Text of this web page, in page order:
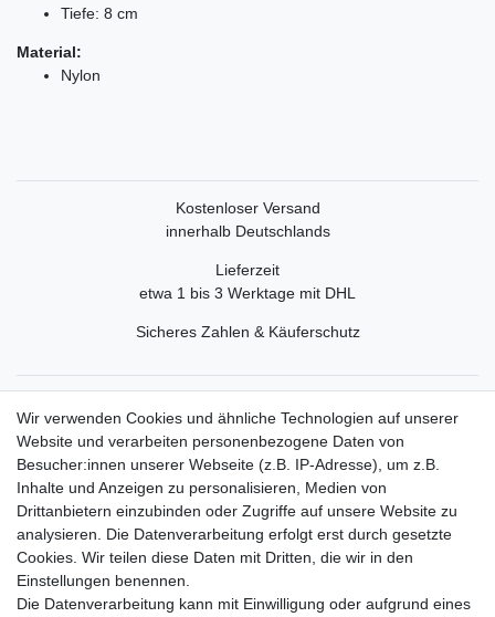
Tiefe: 8 cm
Material:
Nylon
Kostenloser Versand
innerhalb Deutschlands
Lieferzeit
etwa 1 bis 3 Werktage mit DHL
Sicheres Zahlen & Käuferschutz
Rechtliche Informationen
Widerrufsrecht
Widerrufsformular
Datenschutzerklärung
AGB
Wir verwenden Cookies und ähnliche Technologien auf unserer
Website und verarbeiten personenbezogene Daten von
Besucher:innen unserer Webseite (z.B. IP-Adresse), um z.B.
Inhalte und Anzeigen zu personalisieren, Medien von
Drittanbietern einzubinden oder Zugriffe auf unsere Website zu
analysieren. Die Datenverarbeitung erfolgt erst durch gesetzte
Cookies. Wir teilen diese Daten mit Dritten, die wir in den
Einstellungen benennen.
Die Datenverarbeitung kann mit Einwilligung oder aufgrund eines